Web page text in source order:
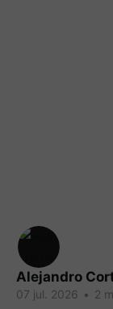
Alejandro
07 jul. 2026 • 2